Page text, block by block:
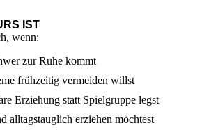
IST
wenn:
zur Ruhe kommt
frühzeitig vermeiden willst
Erziehung statt Spielgruppe legst
alltagstauglich erziehen möchtest